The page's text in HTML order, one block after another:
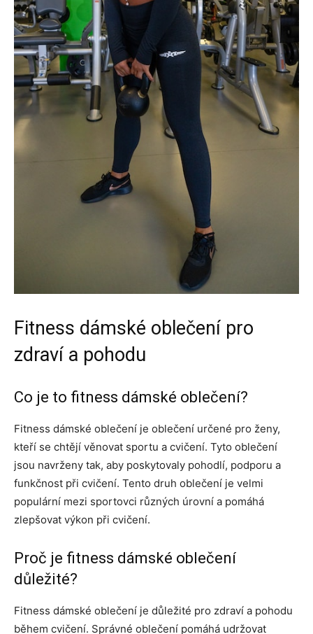
Fitness dámské oblečení pro
zdraví a pohodu
Co je to fitness dámské oblečení?
Fitness dámské oblečení je oblečení určené pro ženy,
kteří se chtějí věnovat sportu a cvičení. Tyto oblečení
jsou navrženy tak, aby poskytovaly pohodlí, podporu a
funkčnost při cvičení. Tento druh oblečení je velmi
populární mezi sportovci různých úrovní a pomáhá
zlepšovat výkon při cvičení.
Proč je fitness dámské oblečení
důležité?
Fitness dámské oblečení je důležité pro zdraví a pohodu
během cvičení. Správné oblečení pomáhá udržovat